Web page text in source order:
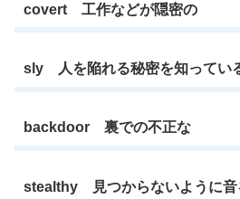
covert 工作などが隠密の
sly 人を陥れる秘密を知ってい
backdoor 裏での不正な
stealthy 見つからないように音